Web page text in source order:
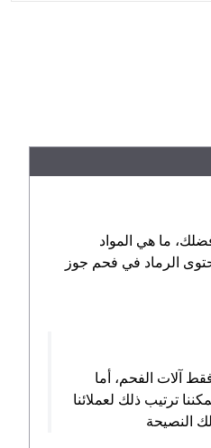
ما هي المواد
الرماد في فحم جوز
آلات الفحم، أما
ترتيب ذلك لعملائنا
النصيحة